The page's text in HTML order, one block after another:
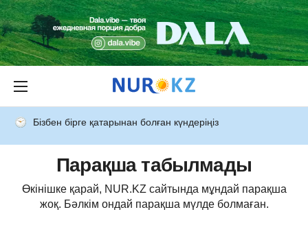
Бізбен бірге қатарынан болған күндеріңіз
Парақша табылмады
Өкінішке қарай, NUR.KZ сайтында мұндай парақша
жоқ. Бәлкім ондай парақша мүлде болмаған.